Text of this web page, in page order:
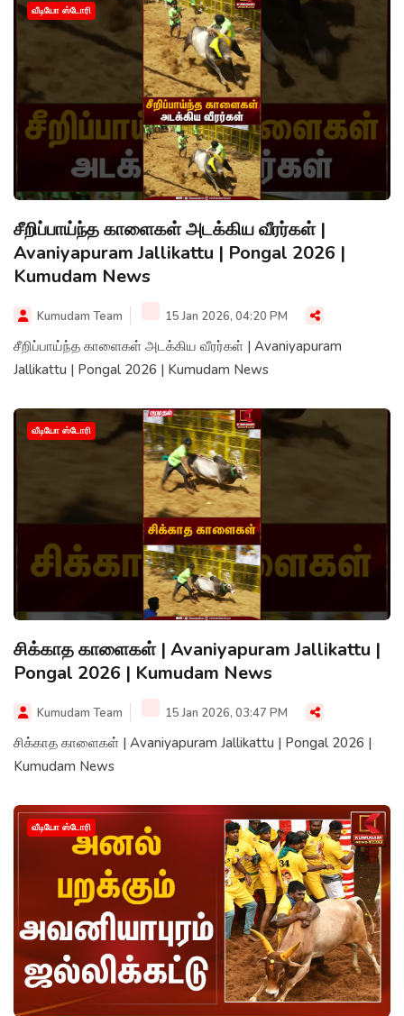
வீடியோ ஸ்டோரி
சீறிப்பாய்ந்த காளைகள் அடக்கிய வீரர்கள் |
Avaniyapuram Jallikattu | Pongal 2026 |
Kumudam News
Kumudam Team 15 Jan 2026, 04:20 PM
சீறிப்பாய்ந்த காளைகள் அடக்கிய வீரர்கள் | Avaniyapuram
Jallikattu | Pongal 2026 | Kumudam News
வீடியோ ஸ்டோரி
சிக்காத காளைகள் | Avaniyapuram Jallikattu |
Pongal 2026 | Kumudam News
Kumudam Team 15 Jan 2026, 03:47 PM
சிக்காத காளைகள் | Avaniyapuram Jallikattu | Pongal 2026 |
Kumudam News
வீடியோ ஸ்டோரி